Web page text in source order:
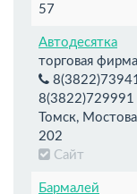
57
Автодесятка
торговая фирма
8(3822)729991
Томск,
202
Сайт
Бармалей